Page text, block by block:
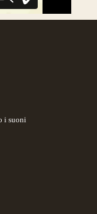
i suoni